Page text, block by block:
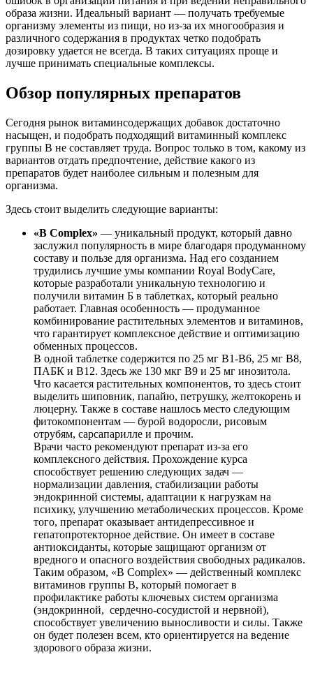
образа жизни. Идеальный вариант — получать требуемые
организму элементы из пищи, но из-за их многообразия и
различного содержания в продуктах четко подобрать
дозировку удается не всегда. В таких ситуациях проще и
лучше принимать специальные комплексы.
Обзор популярных препаратов
Сегодня рынок витаминсодержащих добавок достаточно
насыщен, и подобрать подходящий витаминный комплекс
группы В не составляет труда. Вопрос только в том, какому из
вариантов отдать предпочтение, действие какого из
препаратов будет наиболее сильным и полезным для
организма.
Здесь стоит выделить следующие варианты:
«B Complex» — уникальный продукт, который давно
заслужил популярность в мире благодаря продуманному
составу и пользе для организма. Над его созданием
трудились лучшие умы компании Royal BodyCare,
которые разработали уникальную технологию и
получили витамин Б в таблетках, который реально
работает. Главная особенность — продуманное
комбинирование растительных элементов и витаминов,
что гарантирует комплексное действие и оптимизацию
обменных процессов.
В одной таблетке содержится по 25 мг В1-В6, 25 мг В8,
ПАБК и В12. Здесь же 130 мкг В9 и 25 мг инозитола.
Что касается растительных компонентов, то здесь стоит
выделить шиповник, папайю, петрушку, желтокорень и
люцерну. Также в составе нашлось место следующим
фитокомпонентам — бурой водоросли, рисовым
отрубям, сарсапарилле и прочим.
Врачи часто рекомендуют препарат из-за его
комплексного действия. Прохождение курса
способствует решению следующих задач —
нормализации давления, стабилизации работы
эндокринной системы, адаптации к нагрузкам на
психику, улучшению метаболических процессов. Кроме
того, препарат оказывает антидепрессивное и
гепатопротекторное действие. Он имеет в составе
антиоксиданты, которые защищают организм от
вредного и опасного воздействия свободных радикалов.
Таким образом, «B Complex» — действенный комплекс
витаминов группы В, который помогает в
профилактике работы ключевых систем организма
(эндокринной, сердечно-сосудистой и нервной),
способствует увеличению выносливости и силы. Также
он будет полезен всем, кто ориентируется на ведение
здорового образа жизни.